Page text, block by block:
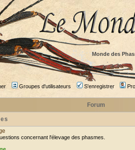
Monde des
Groupes d'utilisateurs S'enregistrer
Forum
concernant l'élevage des phasmes.